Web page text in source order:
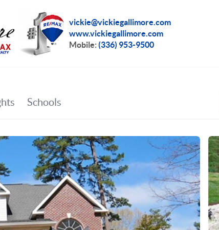
vickie@vickiegallimore.com
www.vickiegallimore.com
Mobile:(336) 953-9500